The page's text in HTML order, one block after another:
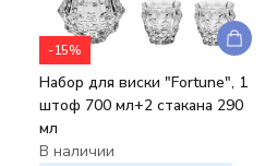
-15%
Набор для виски "Fortune", 1
штоф 700 мл+2 стакана 290
мл
В наличии